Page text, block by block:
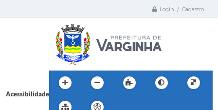
Login / Cadastro
Acessibilidade